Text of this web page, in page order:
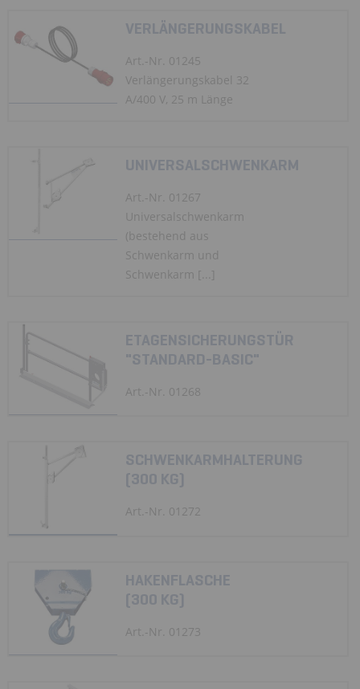
VERLÄNGERUNGSKABEL
Art.-Nr. 01245
Verlängerungskabel 32
A/400 V, 25 m Länge
UNIVERSALSCHWENKARM
Art.-Nr. 01267
Universalschwenkarm
(bestehend aus
Schwenkarm und
Schwenkarm [...]
ETAGENSICHERUNGSTÜR
"STANDARD-BASIC"
Art.-Nr. 01268
SCHWENKARMHALTERUNG
(300 KG)
Art.-Nr. 01272
HAKENFLASCHE
(300 KG)
Art.-Nr. 01273